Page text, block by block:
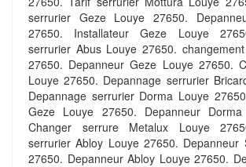
serrurier Geze Louye 27650.
27650. Installateur Geze Louye
serrurier Abus Louye 27650.
27650. Depanneur Geze Louye 27650.
Louye 27650. Depannage serrurier
Depannage serrurier Dorma Louye
Geze Louye 27650. Depanneur
Changer serrure Metalux Louye
serrurier Abloy Louye 27650. Depanneur
27650. Depanneur Abloy Louye 27650.